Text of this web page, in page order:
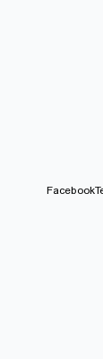
Facebook